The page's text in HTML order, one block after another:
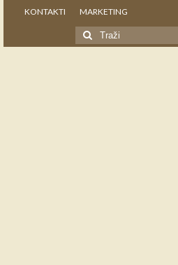
KONTAKTI MARKETING
Search
for: